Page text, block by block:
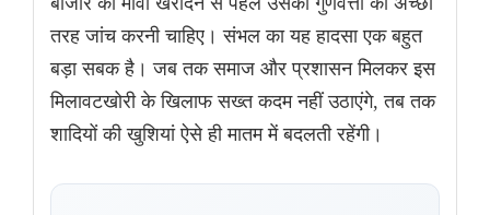
तरह जांच करनी चाहिए। संभल का यह हादसा एक बहुत
बड़ा सबक है। जब तक समाज और प्रशासन मिलकर इस
मिलावटखोरी के खिलाफ सख्त कदम नहीं उठाएंगे, तब तक
शादियों की खुशियां ऐसे ही मातम में बदलती रहेंगी।